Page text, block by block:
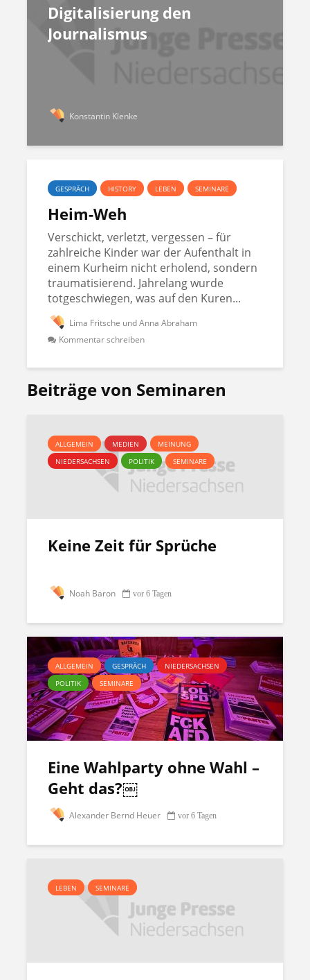
Digitalisierung den
Journalismus
Konstantin Klenke
GESPRÄCH HISTORY LEBEN SEMINARE
Heim-Weh
Verschickt, verletzt, vergessen – für
zahlreiche Kinder war der Aufenthalt in
einem Kurheim nicht erholend, sondern
traumatisierend. Jahrelang wurde
totgeschwiegen, was auf den Kuren...
Lima Fritsche und Anna Abraham
Kommentar schreiben
Beiträge von Seminaren
ALLGEMEIN MEDIEN
MEINUNG
NIEDERSACHSEN
POLITIK SEMINARE
Keine Zeit für Sprüche
Noah Baron vor 6 Tagen
ALLGEMEIN GESPRÄCH
NIEDERSACHSEN
POLITIK
SEMINARE
Eine Wahlparty ohne Wahl –
Geht das?￼
Alexander Bernd Heuer vor 6 Tagen
LEBEN SEMINARE